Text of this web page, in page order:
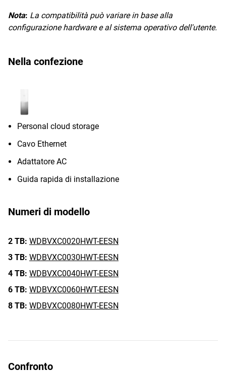
Nota: La compatibilità può variare in base alla
configurazione hardware e al sistema operativo dell'utente.
Nella confezione
Personal cloud storage
Cavo Ethernet
Adattatore AC
Guida rapida di installazione
Numeri di modello
2 TB: WDBVXC0020HWT-EESN
3 TB: WDBVXC0030HWT-EESN
4 TB: WDBVXC0040HWT-EESN
6 TB: WDBVXC0060HWT-EESN
8 TB: WDBVXC0080HWT-EESN
Confronto